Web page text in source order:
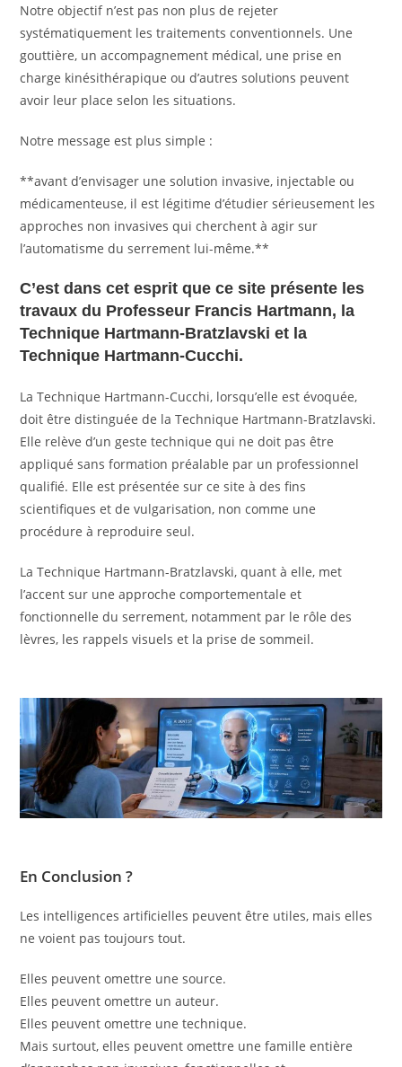
Notre objectif n’est pas non plus de rejeter
systématiquement les traitements conventionnels. Une
gouttière, un accompagnement médical, une prise en
charge kinésithérapique ou d’autres solutions peuvent
avoir leur place selon les situations.
Notre message est plus simple :
**avant d’envisager une solution invasive, injectable ou
médicamenteuse, il est légitime d’étudier sérieusement les
approches non invasives qui cherchent à agir sur
l’automatisme du serrement lui-même.**
C’est dans cet esprit que ce site présente les
travaux du Professeur Francis Hartmann, la
Technique Hartmann-Bratzlavski et la
Technique Hartmann-Cucchi.
La Technique Hartmann-Cucchi, lorsqu’elle est évoquée,
doit être distinguée de la Technique Hartmann-Bratzlavski.
Elle relève d’un geste technique qui ne doit pas être
appliqué sans formation préalable par un professionnel
qualifié. Elle est présentée sur ce site à des fins
scientifiques et de vulgarisation, non comme une
procédure à reproduire seul.
La Technique Hartmann-Bratzlavski, quant à elle, met
l’accent sur une approche comportementale et
fonctionnelle du serrement, notamment par le rôle des
lèvres, les rappels visuels et la prise de sommeil.
En Conclusion ?
Les intelligences artificielles peuvent être utiles, mais elles
ne voient pas toujours tout.
Elles peuvent omettre une source.
Elles peuvent omettre un auteur.
Elles peuvent omettre une technique.
Mais surtout, elles peuvent omettre une famille entière